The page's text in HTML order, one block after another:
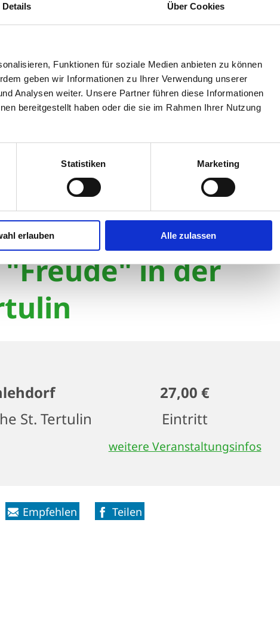
Details Über Cookies
Funktionen für soziale Medien anbieten zu können
geben wir Informationen zu Ihrer Verwendung unserer
Analysen weiter. Unsere Partner führen diese Informationen
bereitgestellt haben oder die sie im Rahmen Ihrer Nutzung
Statistiken Marketing
erlauben Alle zulassen
St. Tertulin
in der
St. Tertulin
27,00 €
Eintritt
weitere Veranstaltungsinfos
Empfehlen Teilen